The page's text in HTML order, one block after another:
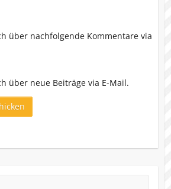
über nachfolgende Kommentare via
über neue Beiträge via E-Mail.